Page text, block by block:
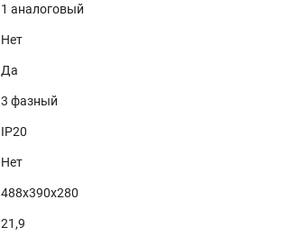
1 аналоговый
Нет
Да
3 фазный
IP20
Нет
488х390х280
21,9